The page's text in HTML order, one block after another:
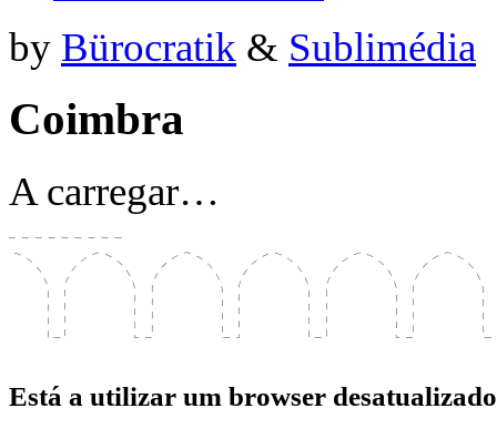
by Bürocratik & Sublimédia
Coimbra
A carregar…
Está a utilizar um browser